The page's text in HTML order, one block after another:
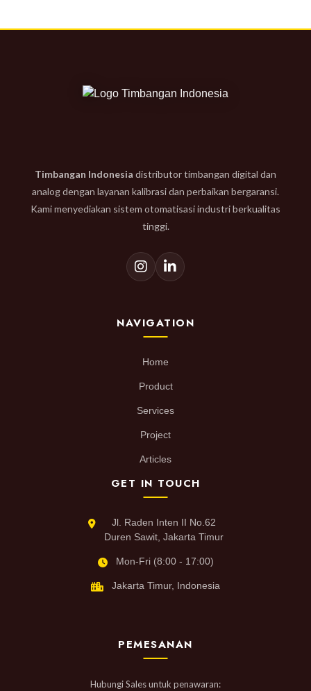
Timbangan Indonesia distributor timbangan digital dan
analog dengan layanan kalibrasi dan perbaikan bergaransi.
Kami menyediakan sistem otomatisasi industri berkualitas
tinggi.
NAVIGATION
Home
Product
Services
Project
Articles
GET IN TOUCH
Jl. Raden Inten II No.62
Duren Sawit, Jakarta Timur
Mon-Fri (8:00 - 17:00)
Jakarta Timur, Indonesia
PEMESANAN
Hubungi Sales untuk penawaran: